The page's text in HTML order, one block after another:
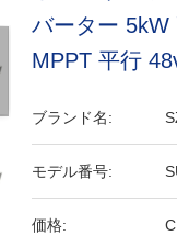
バーター 5kW
MPPT 平行
ブランド名:
モデル番号:
価格: